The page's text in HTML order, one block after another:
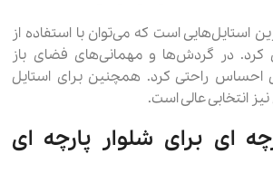
استایل‌هایی است که می‌توان با استفاده از
کرد. در گردش‌ها و مهمانی‌های فضای باز
احساس راحتی کرد. همچنین برای استایل
انتخابی عالی است.
ای برای شلوار پارچه ای